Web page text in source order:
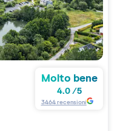
Molto bene
4.0 /5
3464recensioni